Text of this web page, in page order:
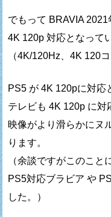
でもって BRAVIA
4K 120p 対応となって
（4K/120Hz、4K 120
PS5 が 4K 120pに対応
テレビも 4K 120p に対
映像がより滑らかにヌ
ります。
（余談ですがこのこと
PS5対応ブラビア や
した。）